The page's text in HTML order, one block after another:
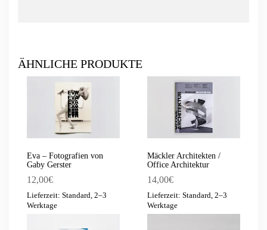
ÄHNLICHE PRODUKTE
Eva – Fotografien von
Gaby Gerster
12,00€
Lieferzeit: Standard, 2–3
Werktage
Mäckler Architekten /
Office Architektur
14,00€
Lieferzeit: Standard, 2–3
Werktage